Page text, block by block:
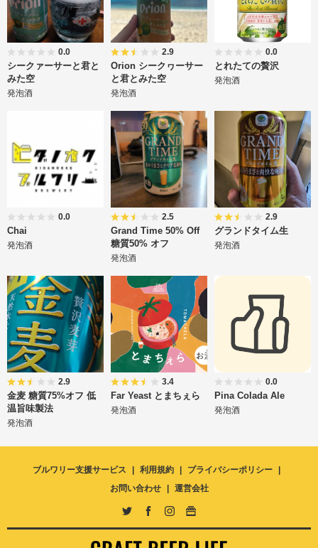
0.0
シークァーサーと君と
みた空
発泡酒
2.9
Orion シークヮーサー
と君とみた空
発泡酒
0.0
とれたての贅沢
発泡酒
0.0
Chai
発泡酒
2.5
Grand Time 50% Off
糖質50% オフ
発泡酒
2.9
グランドタイム生
発泡酒
2.9
金麦 糖質75%オフ 低
温旨味製法
発泡酒
3.4
Far Yeast とまちぇら
発泡酒
0.0
Pina Colada Ale
発泡酒
ブルワリー支援サービス 利用規約
プライバシーポリシー
お問い合わせ
運営会社